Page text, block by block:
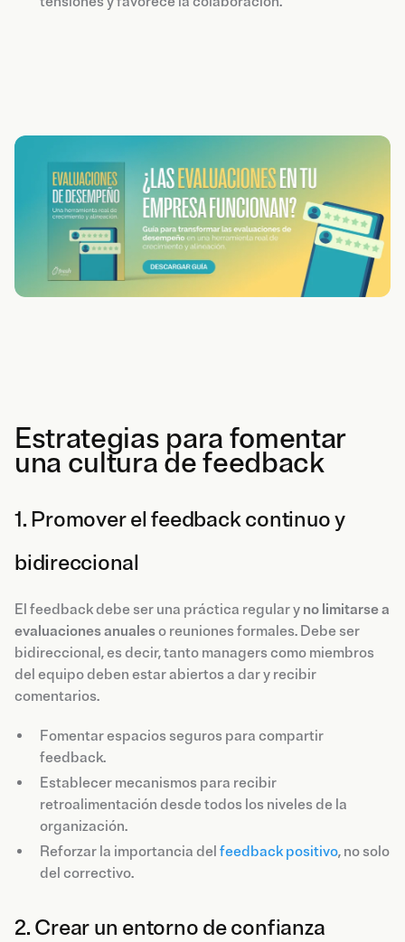
Estrategias para fomentar
una cultura de feedback
1. Promover el feedback continuo y
bidireccional
El feedback debe ser una práctica regular y no limitarse a
evaluaciones anualeso reuniones formales. Debe ser
bidireccional, es decir, tanto managers como miembros
del equipo deben estar abiertos a dar y recibir
comentarios.
Fomentar espacios seguros para compartir
feedback.
Establecer mecanismos para recibir
retroalimentación desde todos los niveles de la
organización.
Reforzar la importancia del feedback positivo, no solo
del correctivo.
2. Crear un entorno de confianza